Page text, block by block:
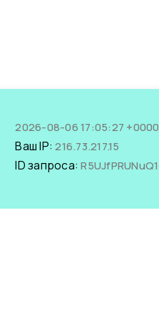
2026-08-06 17:05:27 +0000
Ваш IP:216.73.217.15
ID запроса:R5UJfPRUNuQ1